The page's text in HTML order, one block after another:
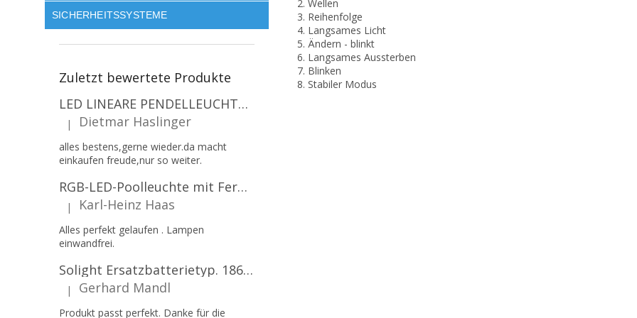
SICHERHEITSSYSTEME
Zuletzt bewertete Produkte
LED LINEARE PENDELLEUCHTE EXECULINE 120CM, 30W, 3750LM, 96°, 4000K, IP20, WEISS [207806]
Die Produktbewertung beträgt 5 von 5 Sternen.
| Dietmar Haslinger
alles bestens,gerne wieder.da macht
einkaufen freude,nur so weiter.
RGB-LED-Poolleuchte mit Fernbedienung, 12W, 1260lm, PAR56, 12V, 1+1 gratis!
Die Produktbewertung beträgt 5 von 5 Sternen.
| Karl-Heinz Haas
Alles perfekt gelaufen . Lampen
einwandfrei.
Solight Ersatzbatterietyp. 18650, 3,7 V, Li-Ion, 2200 mAh [WN900]
Die Produktbewertung beträgt 5 von 5 Sternen.
| Gerhard Mandl
Produkt passt perfekt. Danke für die
2. Wellen
3. Reihenfolge
4. Langsames Licht
5. Ändern - blinkt
6. Langsames Aussterben
7. Blinken
8. Stabiler Modus